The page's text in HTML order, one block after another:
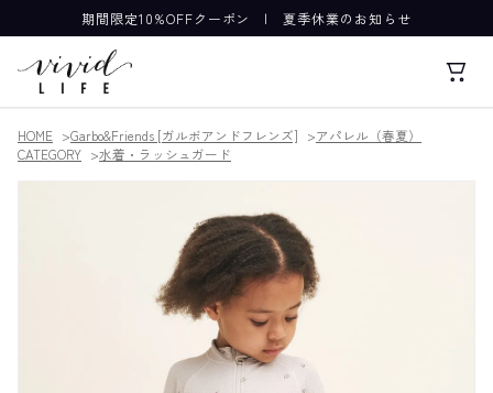
期間限定10%OFFクーポン |夏季休業のお知らせ
HOME Garbo&Friends [ガルボアンドフレンズ]
アパレル（春夏）
CATEGORY
水着・ラッシュガード